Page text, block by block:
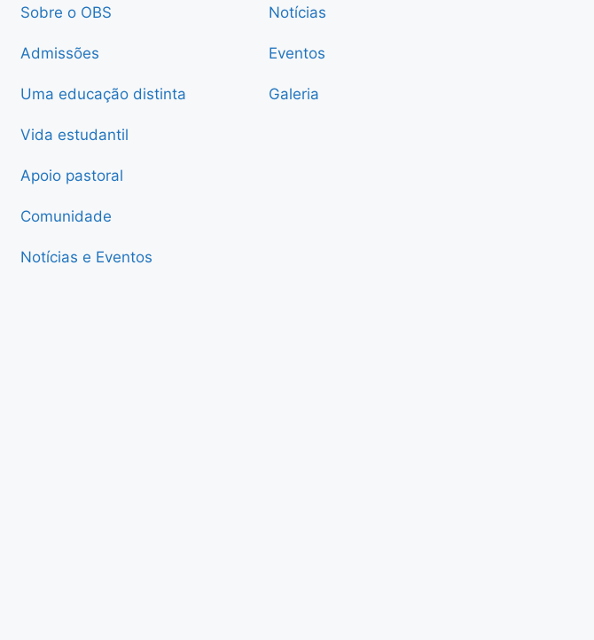
Sobre o OBS
Admissões
Uma educação distinta
Vida estudantil
Apoio pastoral
Comunidade
Notícias e Eventos
Notícias
Eventos
Galeria